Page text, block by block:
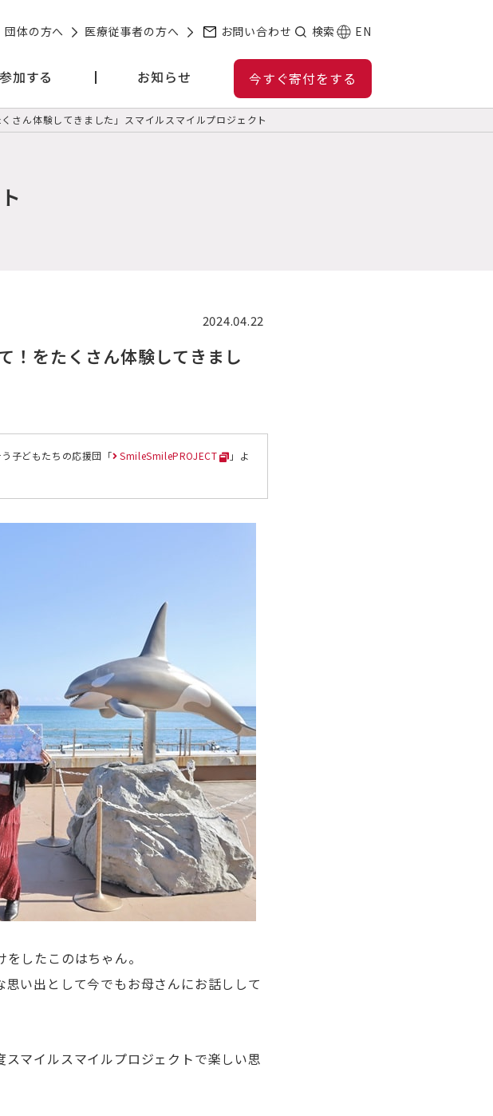
団体の方へ 医療従事者の方へ お問い合わせ 検索 EN
参加する お知らせ 今すぐ寄付をする
さん体験してきました」スマイルスマイルプロジェクト
2024.04.22
！をたくさん体験してきまし
子どもたちの応援団「 SmileSmilePROJECT
」よ
したこのはちゃん。
い出として今でもお母さんにお話しして
マイルスマイルプロジェクトで楽しい思